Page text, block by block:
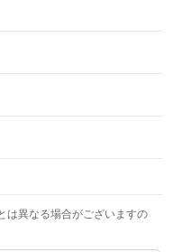
：装備あり
は異なる場合がございますの